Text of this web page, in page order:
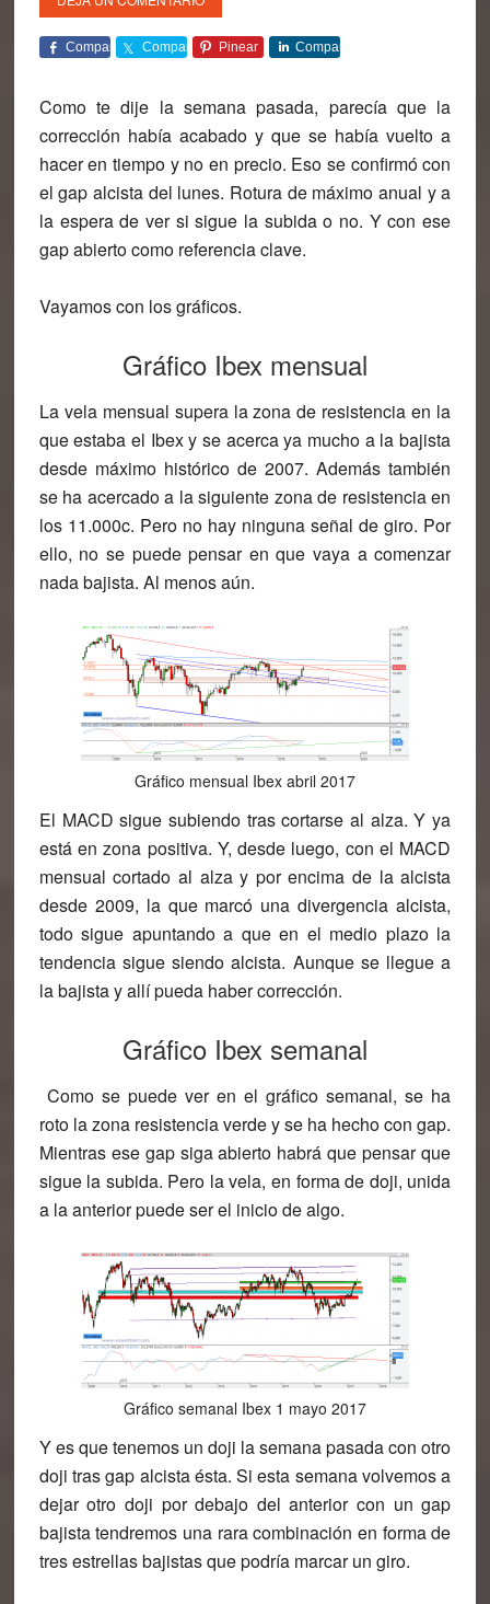
Comparte Comparte Pinear Comparte
Como te dije la semana pasada, parecía que la
corrección había acabado y que se había vuelto a
hacer en tiempo y no en precio. Eso se confirmó con
el gap alcista del lunes. Rotura de máximo anual y a
la espera de ver si sigue la subida o no. Y con ese
gap abierto como referencia clave.
Vayamos con los gráficos.
Gráfico Ibex mensual
La vela mensual supera la zona de resistencia en la
que estaba el Ibex y se acerca ya mucho a la bajista
desde máximo histórico de 2007. Además también
se ha acercado a la siguiente zona de resistencia en
los 11.000c. Pero no hay ninguna señal de giro. Por
ello, no se puede pensar en que vaya a comenzar
nada bajista. Al menos aún.
Gráfico mensual Ibex abril 2017
El MACD sigue subiendo tras cortarse al alza. Y ya
está en zona positiva. Y, desde luego, con el MACD
mensual cortado al alza y por encima de la alcista
desde 2009, la que marcó una divergencia alcista,
todo sigue apuntando a que en el medio plazo la
tendencia sigue siendo alcista. Aunque se llegue a
la bajista y allí pueda haber corrección.
Gráfico Ibex semanal
Como se puede ver en el gráfico semanal, se ha
roto la zona resistencia verde y se ha hecho con gap.
Mientras ese gap siga abierto habrá que pensar que
sigue la subida. Pero la vela, en forma de doji, unida
a la anterior puede ser el inicio de algo.
Gráfico semanal Ibex 1 mayo 2017
Y es que tenemos un doji la semana pasada con otro
doji tras gap alcista ésta. Si esta semana volvemos a
dejar otro doji por debajo del anterior con un gap
bajista tendremos una rara combinación en forma de
tres estrellas bajistas que podría marcar un giro.